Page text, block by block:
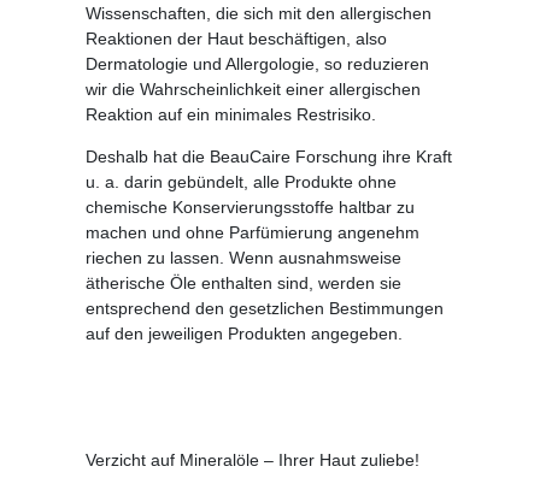
Wissenschaften, die sich mit den allergischen
Reaktionen der Haut beschäftigen, also
Dermatologie und Allergologie, so reduzieren
wir die Wahrscheinlichkeit einer allergischen
Reaktion auf ein minimales Restrisiko.
Deshalb hat die BeauCaire Forschung ihre Kraft
u. a. darin gebündelt, alle Produkte ohne
chemische Konservierungsstoffe haltbar zu
machen und ohne Parfümierung angenehm
riechen zu lassen. Wenn ausnahmsweise
ätherische Öle enthalten sind, werden sie
entsprechend den gesetzlichen Bestimmungen
auf den jeweiligen Produkten angegeben.
Verzicht auf Mineralöle – Ihrer Haut zuliebe!